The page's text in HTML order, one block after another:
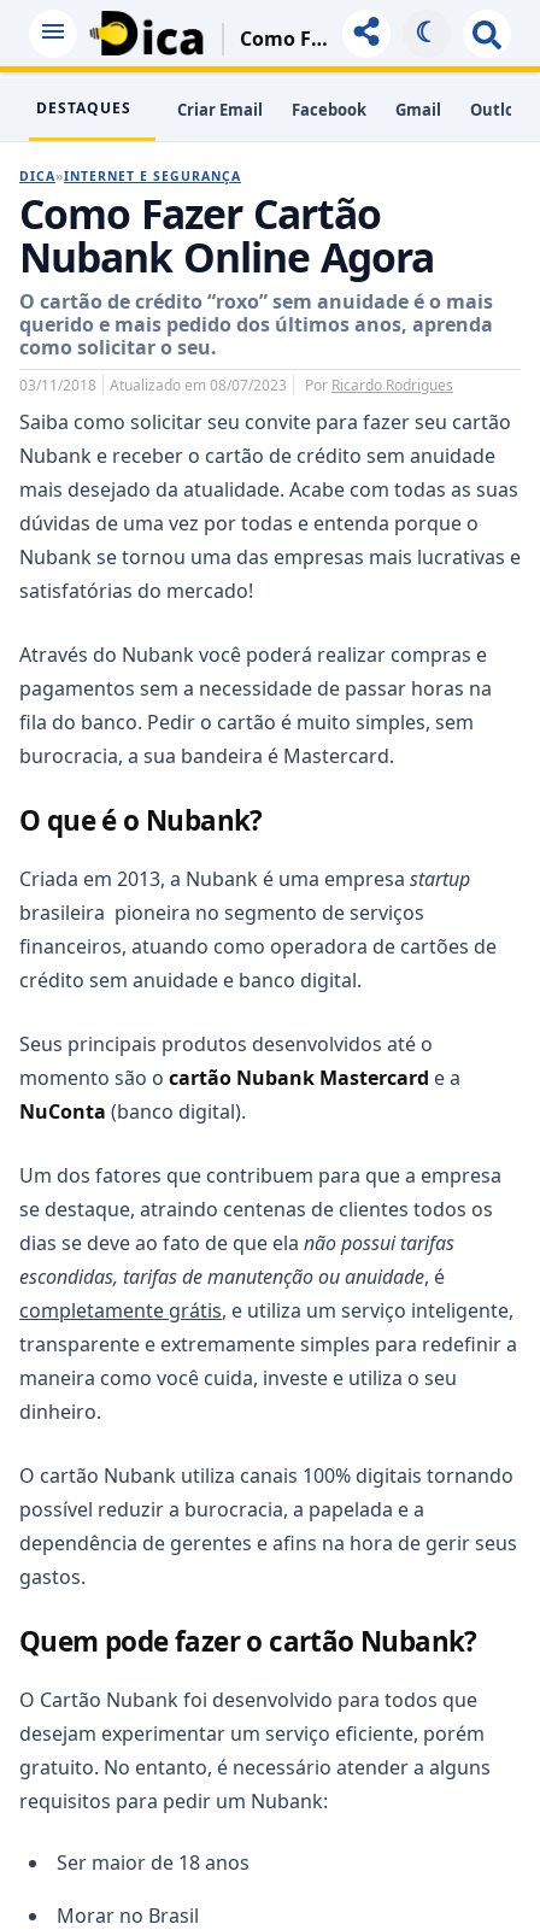
Como Fazer Cartão Nubank Online Agora ☾
DESTAQUES Criar Email Facebook Gmail Outlook
DICA»INTERNET E SEGURANÇA
Como Fazer Cartão
Nubank Online Agora
O cartão de crédito “roxo” sem anuidade é o mais
querido e mais pedido dos últimos anos, aprenda
como solicitar o seu.
03/11/2018 Atualizado em 08/07/2023 Por Ricardo Rodrigues
Saiba como solicitar seu convite para fazer seu cartão
Nubank e receber o cartão de crédito sem anuidade
mais desejado da atualidade. Acabe com todas as suas
dúvidas de uma vez por todas e entenda porque o
Nubank se tornou uma das empresas mais lucrativas e
satisfatórias do mercado!
Através do Nubank você poderá realizar compras e
pagamentos sem a necessidade de passar horas na
fila do banco. Pedir o cartão é muito simples, sem
burocracia, a sua bandeira é Mastercard.
O que é o Nubank?
Criada em 2013, a Nubank é uma empresa startup
brasileira pioneira no segmento de serviços
financeiros, atuando como operadora de cartões de
crédito sem anuidade e banco digital.
Seus principais produtos desenvolvidos até o
momento são o cartão Nubank Mastercard e a
NuConta (banco digital).
Um dos fatores que contribuem para que a empresa
se destaque, atraindo centenas de clientes todos os
dias se deve ao fato de que ela não possui tarifas
escondidas, tarifas de manutenção ou anuidade, é
completamente grátis, e utiliza um serviço inteligente,
transparente e extremamente simples para redefinir a
maneira como você cuida, investe e utiliza o seu
dinheiro.
O cartão Nubank utiliza canais 100% digitais tornando
possível reduzir a burocracia, a papelada e a
dependência de gerentes e afins na hora de gerir seus
gastos.
Quem pode fazer o cartão Nubank?
O Cartão Nubank foi desenvolvido para todos que
desejam experimentar um serviço eficiente, porém
gratuito. No entanto, é necessário atender a alguns
requisitos para pedir um Nubank:
Ser maior de 18 anos
Morar no Brasil